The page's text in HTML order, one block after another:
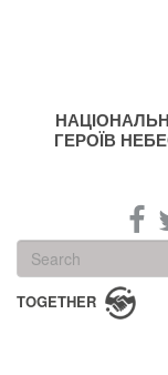
ГЕРОЇВ
Search
form
Search
TOGETHER